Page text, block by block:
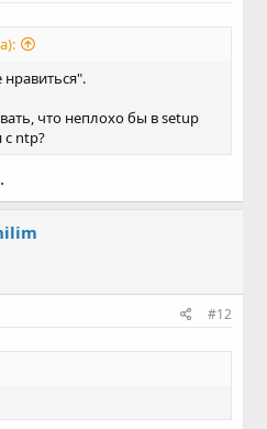
нравиться".
что неплохо бы в setup
с ntp?
#12